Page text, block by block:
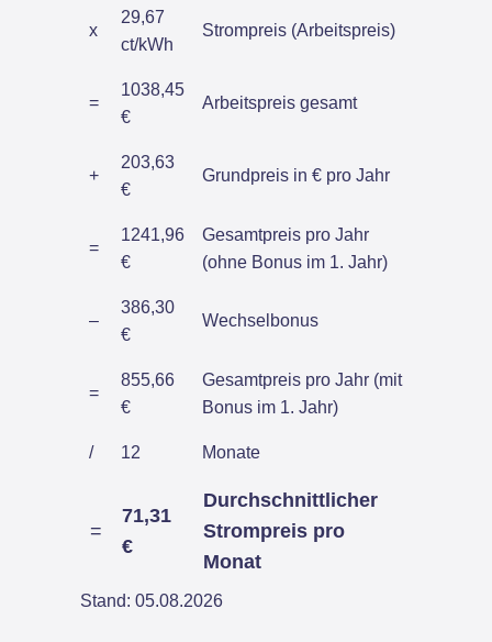
x
29,67
ct/kWh
Strompreis (Arbeitspreis)
=
1038,45
€
Arbeitspreis gesamt
+
203,63
€
Grundpreis in € pro Jahr
=
1241,96
€
Gesamtpreis pro Jahr
(ohne Bonus im 1. Jahr)
–
386,30
€
Wechselbonus
=
855,66
€
Gesamtpreis pro Jahr (mit
Bonus im 1. Jahr)
/ 12 Monate
=
71,31
€
Durchschnittlicher
Strompreis pro
Monat
Stand: 05.08.2026